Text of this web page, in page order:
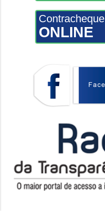
Contracheque
ONLINE